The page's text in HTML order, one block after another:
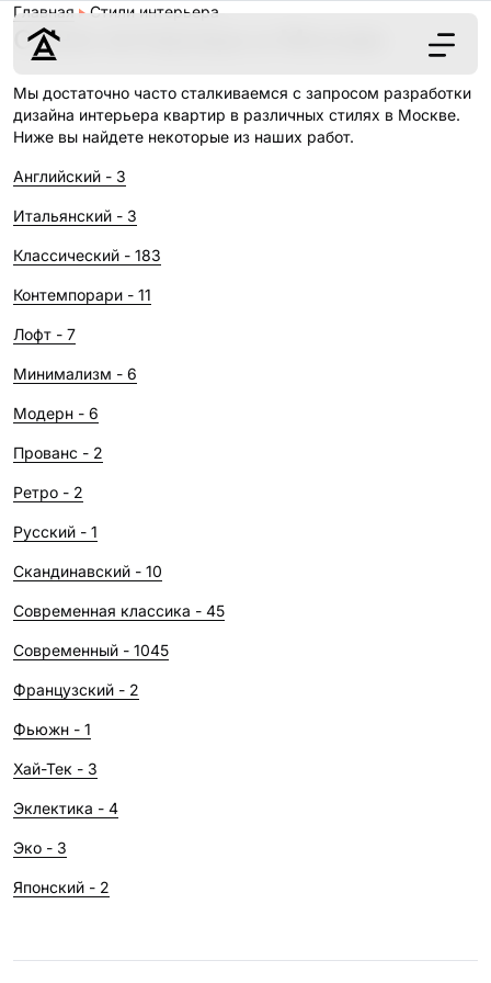
Дизайн
Ремонт
Главная Стили интерьера
Стили интерьера в Москве
Мы достаточно часто сталкиваемся с запросом разработки
дизайна интерьера квартир в различных стилях в Москве.
Ниже вы найдете некоторые из наших работ.
Английский - 3
Итальянский - 3
Классический - 183
Контемпорари - 11
Лофт - 7
Минимализм - 6
Модерн - 6
Прованс - 2
Ретро - 2
Русский - 1
Скандинавский - 10
Современная классика - 45
Современный - 1045
Французский - 2
Фьюжн - 1
Хай-Тек - 3
Эклектика - 4
Эко - 3
Японский - 2